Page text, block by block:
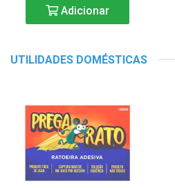
Adicionar
UTILIDADES DOMÉSTICAS